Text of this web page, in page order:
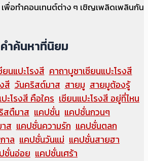
เพื่อทำคอนเทนต์ต่าง ๆ เชิญเพลิดเพลินกัน
คำค้นหาที่นิยม
นแปะโรงสี คาถาบูชาเซียนแปะโรงสี
สี วันคริสต์มาส สายมู สายมูต้องรู้
ะโรงสี คือใคร เซียนแปะโรงสี อยู่ที่ไหน
สตืมาส แคปชั่น แคปชั่นกวนๆ
ส แคปชั่นความรัก แคปชั่นตลก
าล แคปชั่นวันแม่ แคปชั่นสายฮา
ชั่นอ่อย แคปชั่นเศร้า